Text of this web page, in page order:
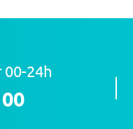
24h